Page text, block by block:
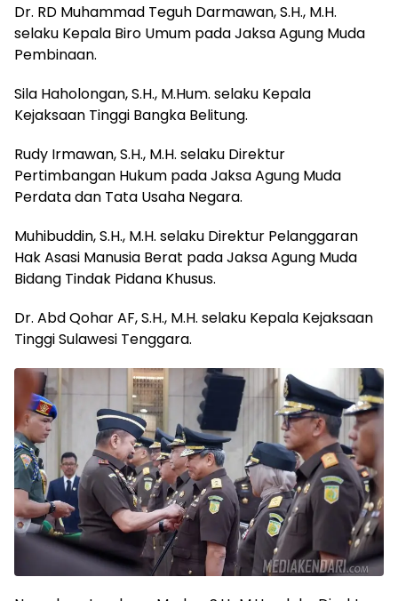
‎Dr. RD Muhammad Teguh Darmawan, S.H., M.H.
selaku Kepala Biro Umum pada Jaksa Agung Muda
Pembinaan.
‎Sila Haholongan, S.H., M.Hum. selaku Kepala
Kejaksaan Tinggi Bangka Belitung.
‎Rudy Irmawan, S.H., M.H. selaku Direktur
Pertimbangan Hukum pada Jaksa Agung Muda
Perdata dan Tata Usaha Negara.
Muhibuddin, S.H., M.H. selaku Direktur Pelanggaran
Hak Asasi Manusia Berat pada Jaksa Agung Muda
Bidang Tindak Pidana Khusus.
Dr. Abd Qohar AF, S.H., M.H. selaku Kepala Kejaksaan
Tinggi Sulawesi Tenggara.